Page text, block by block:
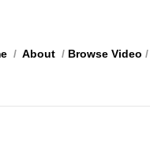
/ About / Browse Video /